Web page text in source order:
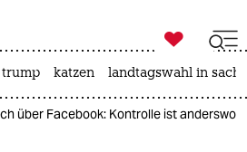
zahl ich
zahl ich

taz zahl ich
trump katzen landtagswahl in
über Facebook: Kontrolle ist anderswo